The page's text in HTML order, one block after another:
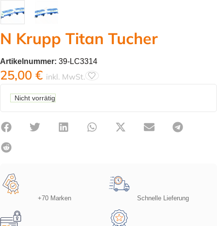
N Krupp Titan Tucher
Artikelnummer: 39-LC3314
25,00 € inkl. MwSt.
Nicht vorrätig
+70 Marken Schnelle Lieferung